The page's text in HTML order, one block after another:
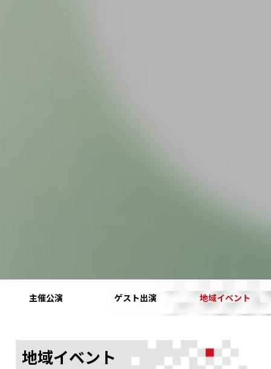
主催公演 ゲスト出演 地域イベント
地域イベント